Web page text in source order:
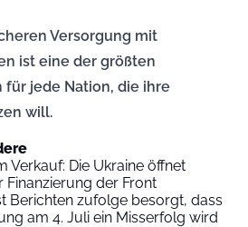
Versorgung mit
ist eine der größten
für jede Nation, die ihre
will.
Verkauf: Die Ukraine öffnet
der Front
Berichten zufolge besorgt, dass
am 4. Juli ein Misserfolg wird